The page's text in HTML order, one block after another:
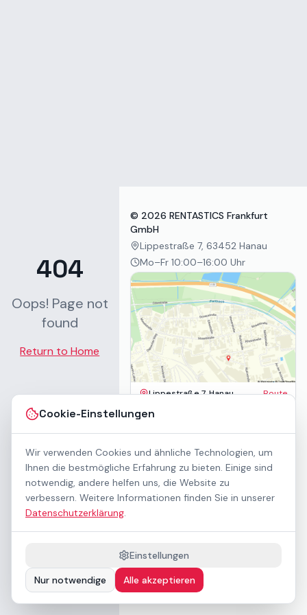
Cookie-Einstellungen
Wir verwenden Cookies und ähnliche Technologien, um
Ihnen die bestmögliche Erfahrung zu bieten. Einige sind
notwendig, andere helfen uns, die Website zu
verbessern. Weitere Informationen finden Sie in unserer
Datenschutzerklärung.
Einstellungen
Nur notwendige
Alle akzeptieren
404
Oops! Page not
found
Return to Home
© 2026 RENTASTICS Frankfurt
GmbH
Lippestraße 7, 63452 Hanau
Mo–Fr 10:00–16:00 Uhr
Lippestraße 7, Hanau Route
Impressum
Barrierefreiheit
Kontakt
Mietbedingungen
Cookie-Einstellungen
Downloads
Preisliste (PDF)
Barrierefrei nach WCAG 2.1 AA